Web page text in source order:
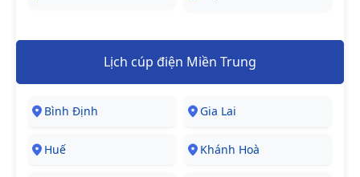
Lịch cúp điện Miền Trung
Bình Định Gia Lai
Huế Khánh Hoà